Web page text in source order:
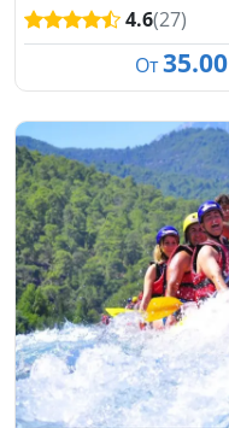
4.6(27)
От